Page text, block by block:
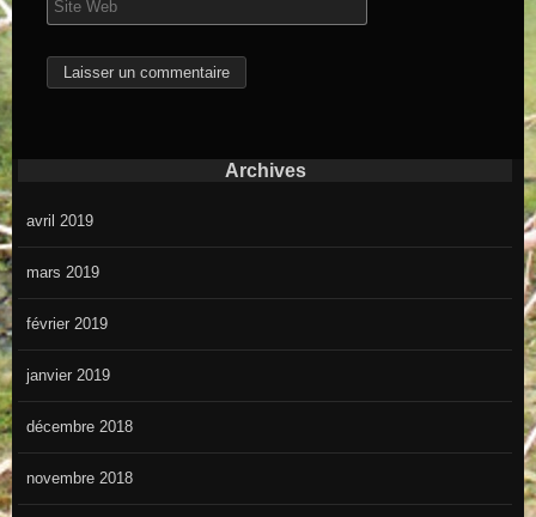
Archives
avril 2019
mars 2019
février 2019
janvier 2019
décembre 2018
novembre 2018